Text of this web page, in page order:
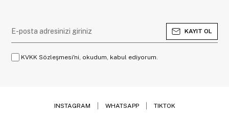
KAYIT OL
KVKK Sözleşmesi'ni, okudum, kabul ediyorum.
INSTAGRAM WHATSAPP TIKTOK